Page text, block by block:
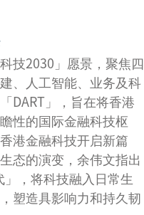
技2030」愿景，聚焦四
、人工智能、业务及科
DART」，旨在将香港
性的国际金融科技枢
港金融科技开启新篇
态的演变，余伟文指出
，将科技融入日常生
塑造具影响力和持久韧